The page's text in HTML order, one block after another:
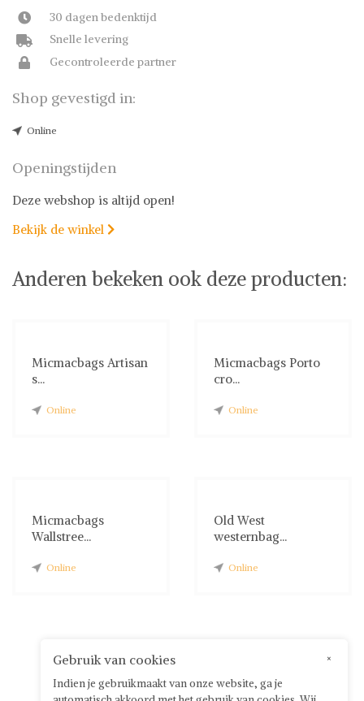
30 dagen bedenktijd
Snelle levering
Gecontroleerde partner
Shop gevestigd in:
Online
Openingstijden
Deze webshop is altijd open!
Bekijk de winkel 
Anderen bekeken ook deze producten:
Micmacbags Artisan
s...
Online
Micmacbags Porto
cro...
Online
Micmacbags
Wallstree...
Online
Old West
westernbag...
Online
×
Gebruik van cookies
Indien je gebruikmaakt van onze website, ga je